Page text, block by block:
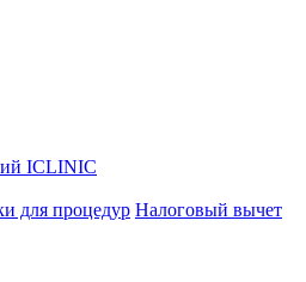
ICLINIC
для процедур Налоговый вычет